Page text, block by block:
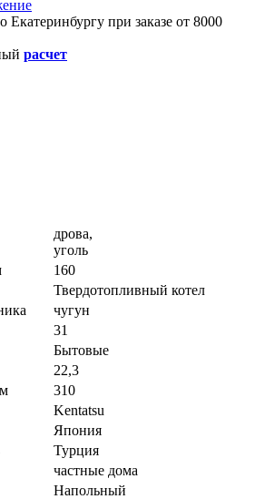
Екатеринбургу при заказе от 8000
расчет
дрова,
уголь
160
Твердотопливный котел
чугун
31
Бытовые
22,3
310
Kentatsu
Япония
Турция
частные дома
Напольный